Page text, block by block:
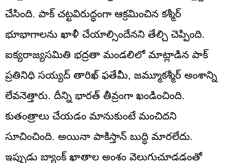
చేసింది. పాక్ చట్టవిరుద్ధంగా ఆక్రమించిన కశ్మీర్
భూభాగాలను ఖాళీ చేయాల్సిందేనని తేల్చి చెప్పింది.
ఐక్యరాజ్యసమితి భద్రతా మండలిలో మాట్లాడిన పాక్
ప్రతినిధి సయ్యద్ తారిఖ్ ఫతేమీ, జమ్మూకశ్మీర్ అంశాన్ని
లేవనెత్తారు. దీన్ని భారత్‌ తీవ్రంగా ఖండించింది.
కుతంత్రాలు చేయడం మానుకుంటే మంచిదని
సూచించింది. అయినా పాకిస్తాన్ బుద్ధి మారలేదు.
ఇప్పుడు బ్యాంక్ ఖాతాల అంశం వెలుగుచూడడంతో